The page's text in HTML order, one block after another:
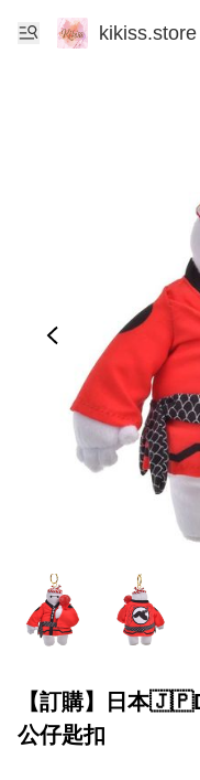
kikiss.store
【訂購】日本
公仔匙扣